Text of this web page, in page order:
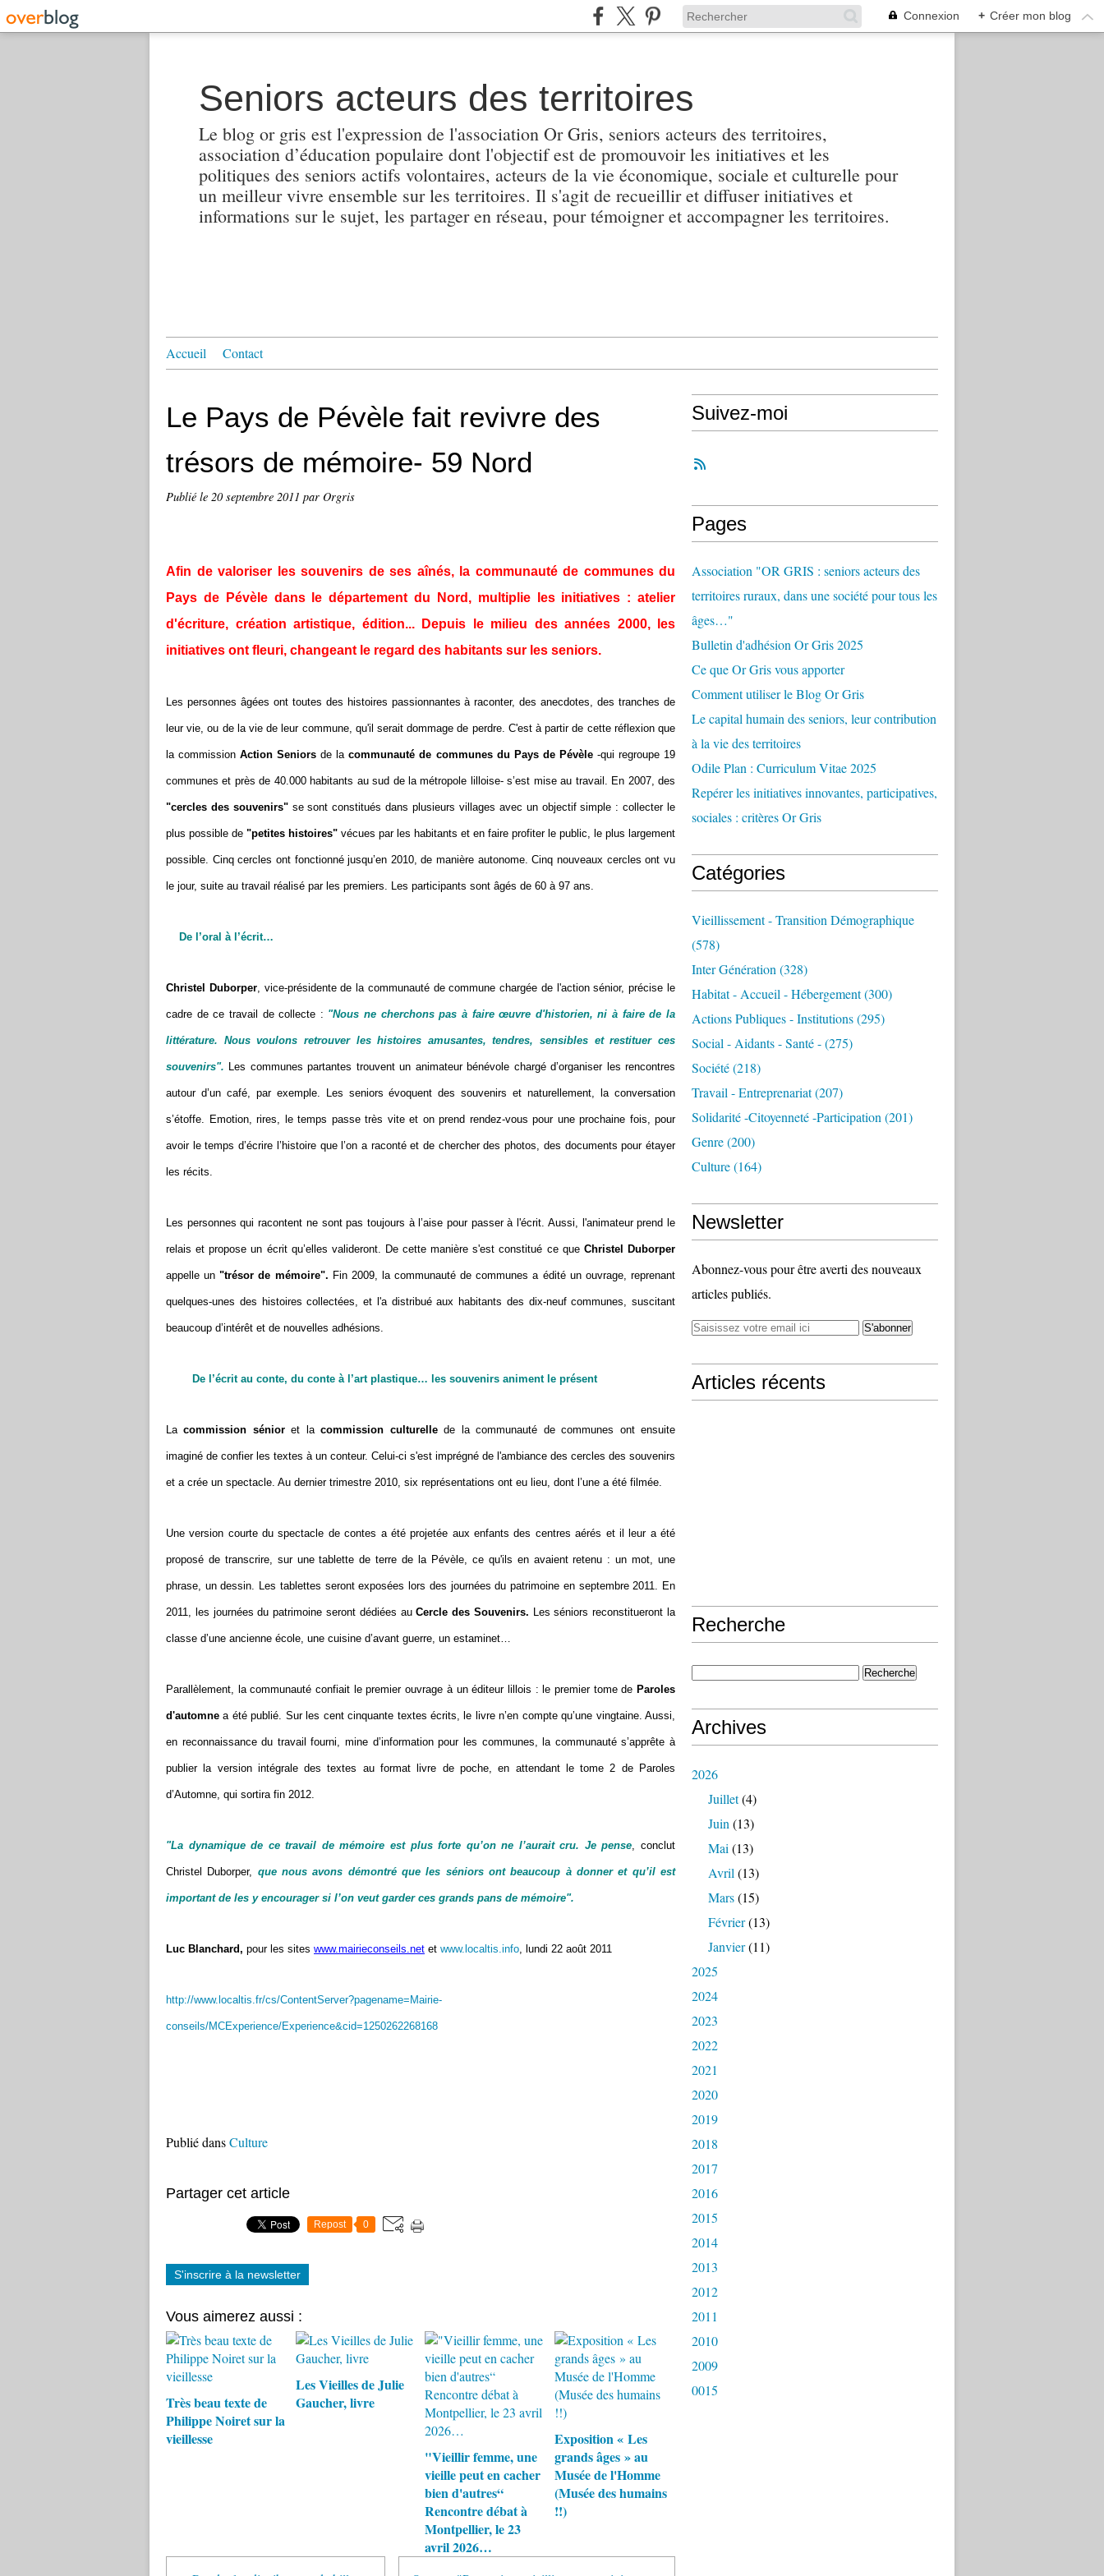
Connexion + Créer mon blog
Seniors acteurs des territoires
Le blog or gris est l'expression de l'association Or Gris, seniors acteurs des territoires,
association d’éducation populaire dont l'objectif est de promouvoir les initiatives et les
politiques des seniors actifs volontaires, acteurs de la vie économique, sociale et culturelle pour
un meilleur vivre ensemble sur les territoires. Il s'agit de recueillir et diffuser initiatives et
informations sur le sujet, les partager en réseau, pour témoigner et accompagner les territoires.
Accueil Contact
Le Pays de Pévèle fait revivre des
trésors de mémoire- 59 Nord
Publié le 20 septembre 2011 par Orgris
Afin de valoriser les souvenirs de ses aînés, la communauté de communes du
Pays de Pévèle dans le département du Nord, multiplie les initiatives : atelier
d'écriture, création artistique, édition... Depuis le milieu des années 2000, les
initiatives ont fleuri, changeant le regard des habitants sur les seniors.
Les personnes âgées ont toutes des histoires passionnantes à raconter, des anecdotes, des tranches de
leur vie, ou de la vie de leur commune, qu'il serait dommage de perdre. C'est à partir de cette réflexion que
la commissionAction Seniors de lacommunauté de communes du Pays de Pévèle-qui regroupe 19
communes et près de 40.000 habitants au sud de la métropole lilloise- s’est mise au travail. En 2007, des
"cercles des souvenirs"se sont constitués dans plusieurs villages avec un objectif simple : collecter le
plus possible de "petites histoires" vécues par les habitants et en faire profiter le public, le plus largement
possible. Cinq cercles ont fonctionné jusqu’en 2010, de manière autonome. Cinq nouveaux cercles ont vu
le jour, suite au travail réalisé par les premiers. Les participants sont âgés de 60 à 97 ans.
De l’oral à l’écrit…
Christel Duborper, vice-présidente de la communauté de commune chargée de l'action sénior, précise le
cadre de ce travail de collecte : "Nous ne cherchons pas à faire œuvre d'historien, ni à faire de la
littérature. Nous voulons retrouver les histoires amusantes, tendres, sensibles et restituer ces
souvenirs". Les communes partantes trouvent un animateur bénévole chargé d’organiser les rencontres
autour d’un café, par exemple. Les seniors évoquent des souvenirs et naturellement, la conversation
s’étoffe. Emotion, rires, le temps passe très vite et on prend rendez-vous pour une prochaine fois, pour
avoir le temps d’écrire l’histoire que l’on a raconté et de chercher des photos, des documents pour étayer
les récits.
Les personnes qui racontent ne sont pas toujours à l’aise pour passer à l'écrit. Aussi, l'animateur prend le
relais et propose un écrit qu’elles valideront. De cette manière s'est constitué ce que Christel Duborper
appelle un"trésor de mémoire". Fin 2009, la communauté de communes a édité un ouvrage, reprenant
quelques-unes des histoires collectées, et l'a distribué aux habitants des dix-neuf communes, suscitant
beaucoup d’intérêt et de nouvelles adhésions.
De l’écrit au conte, du conte à l’art plastique… les souvenirs animent le présent
Lacommission sénioret lacommission culturellede la communauté de communes ont ensuite
imaginé de confier les textes à un conteur. Celui-ci s'est imprégné de l'ambiance des cercles des souvenirs
et a crée un spectacle. Au dernier trimestre 2010, six représentations ont eu lieu, dont l’une a été filmée.
Une version courte du spectacle de contes a été projetée aux enfants des centres aérés et il leur a été
proposé de transcrire, sur une tablette de terre de la Pévèle, ce qu'ils en avaient retenu : un mot, une
phrase, un dessin. Les tablettes seront exposées lors des journées du patrimoine en septembre 2011. En
2011, les journées du patrimoine seront dédiées auCercle des Souvenirs. Les séniors reconstitueront la
classe d’une ancienne école, une cuisine d’avant guerre, un estaminet…
Parallèlement, la communauté confiait le premier ouvrage à un éditeur lillois : le premier tome de Paroles
d'automne a été publié. Sur les cent cinquante textes écrits, le livre n’en compte qu’une vingtaine. Aussi,
en reconnaissance du travail fourni, mine d’information pour les communes, la communauté s’apprête à
publier la version intégrale des textes au format livre de poche, en attendant le tome 2 de Paroles
d’Automne, qui sortira fin 2012.
"La dynamique de ce travail de mémoire est plus forte qu’on ne l’aurait cru. Je pense, conclut
Christel Duborper, que nous avons démontré que les séniors ont beaucoup à donner et qu’il est
important de les y encourager si l’on veut garder ces grands pans de mémoire".
Luc Blanchard, pour les sites www.mairieconseils.net et www.localtis.info, lundi 22 août 2011
http://www.localtis.fr/cs/ContentServer?pagename=Mairie-
conseils/MCExperience/Experience&cid=1250262268168
Publié dansCulture
Partager cet article
Repost 0
S'inscrire à la newsletter
Vous aimerez aussi :
Très beau texte de
Philippe Noiret sur la
vieillesse
Les Vieilles de Julie
Gaucher, livre
"Vieillir femme, une
vieille peut en cacher
bien d'autres“
Rencontre débat à
Montpellier, le 23
avril 2026…
Exposition « Les
grands âges » au
Musée de l'Homme
(Musée des humains
!!)
Suivez-moi
Pages
Association "OR GRIS : seniors acteurs des
territoires ruraux, dans une société pour tous les
âges…"
Bulletin d'adhésion Or Gris 2025
Ce que Or Gris vous apporter
Comment utiliser le Blog Or Gris
Le capital humain des seniors, leur contribution
à la vie des territoires
Odile Plan : Curriculum Vitae 2025
Repérer les initiatives innovantes, participatives,
sociales : critères Or Gris
Catégories
Vieillissement - Transition Démographique
(578)
Inter Génération (328)
Habitat - Accueil - Hébergement(300)
Actions Publiques - Institutions(295)
Social - Aidants - Santé -(275)
Société(218)
Travail - Entreprenariat(207)
Solidarité -citoyenneté -participation (201)
Genre(200)
Culture(164)
Newsletter
Abonnez-vous pour être averti des nouveaux
articles publiés.
Articles récents
Recherche
Archives
2026
Juillet(4)
Juin (13)
Mai (13)
Avril (13)
Mars(15)
Février(13)
Janvier(11)
2025
2024
2023
2022
2021
2020
2019
2018
2017
2016
2015
2014
2013
2012
2011
2010
2009
0015